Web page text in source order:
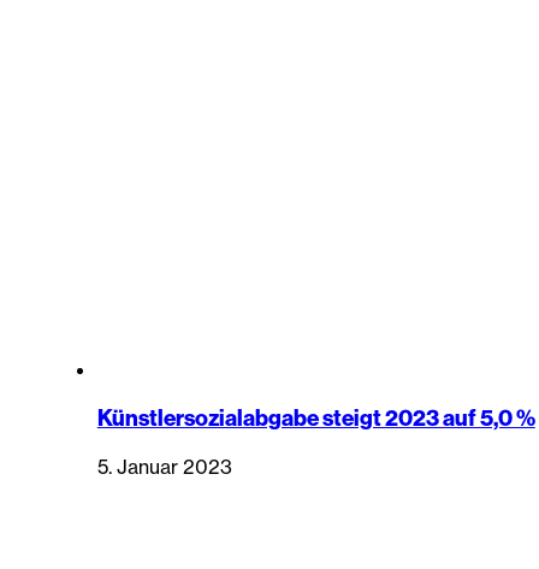
Künstlersozialabgabe steigt 2023 auf 5,0 %
5. Januar 2023